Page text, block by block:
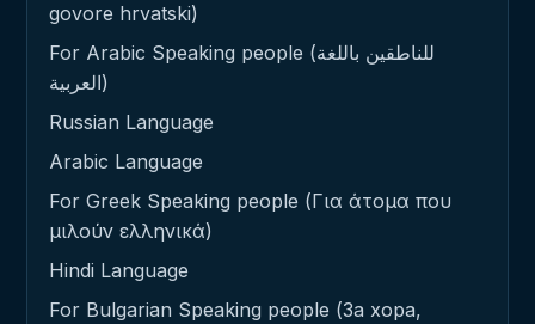
govore hrvatski)
For Arabic Speaking people (للناطقين باللغة
العربية)
Russian Language
Arabic Language
For Greek Speaking people (Για άτομα που
μιλούν ελληνικά)
Hindi Language
For Bulgarian Speaking people (За хора,